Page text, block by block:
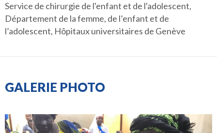
Service de chirurgie de l'enfant et de l'adolescent,
Département de la femme, de l’enfant et de
l’adolescent, Hôpitaux universitaires de Genève
GALERIE PHOTO